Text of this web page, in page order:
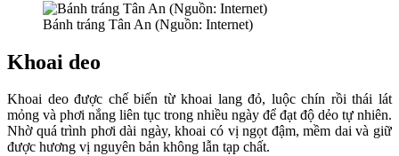
Bánh tráng Tân An (Nguồn: Internet)
Khoai deo
Khoai deo được chế biến từ khoai lang đỏ, luộc chín rồi thái lát
mỏng và phơi nắng liên tục trong nhiều ngày để đạt độ dẻo tự nhiên.
Nhờ quá trình phơi dài ngày, khoai có vị ngọt đậm, mềm dai và giữ
được hương vị nguyên bản không lẫn tạp chất.